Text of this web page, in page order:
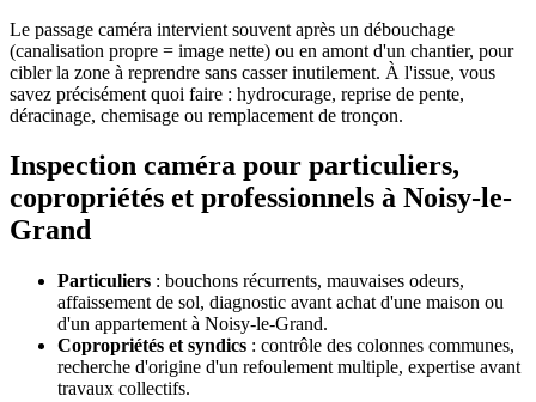
Le passage caméra intervient souvent après un débouchage
(canalisation propre = image nette) ou en amont d'un chantier, pour
cibler la zone à reprendre sans casser inutilement. À l'issue, vous
savez précisément quoi faire : hydrocurage, reprise de pente,
déracinage, chemisage ou remplacement de tronçon.
Inspection caméra pour particuliers,
copropriétés et professionnels à Noisy-le-
Grand
Particuliers : bouchons récurrents, mauvaises odeurs,
affaissement de sol, diagnostic avant achat d'une maison ou
d'un appartement à Noisy-le-Grand.
Copropriétés et syndics : contrôle des colonnes communes,
recherche d'origine d'un refoulement multiple, expertise avant
travaux collectifs.